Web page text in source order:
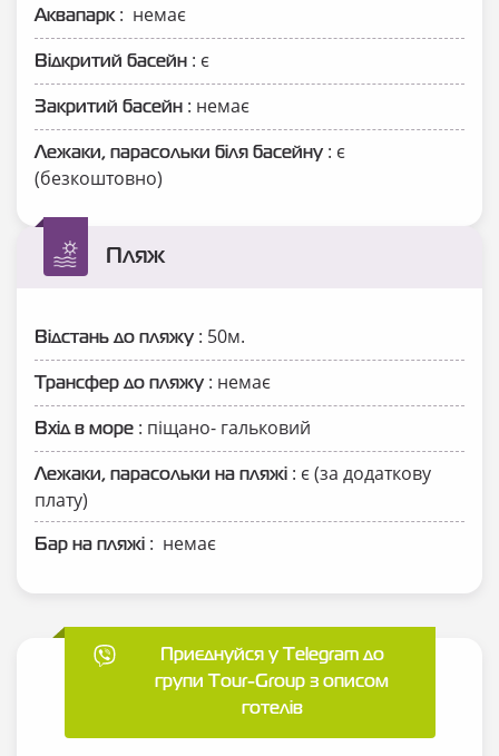
Аквапарк: немає
Відкритий басейн : є
Закритий басейн : немає
Лежаки, парасольки біля басейну : є
(безкоштовно)
Пляж
Відстань до пляжу : 50м.
Трансфер до пляжу : немає
Вхід в море : піщано- гальковий
Лежаки, парасольки на пляжі : є (за додаткову
плату)
Бар на пляжі : немає
Приєднуйся у Telegram до
групи Tour-Group з описом
готелів